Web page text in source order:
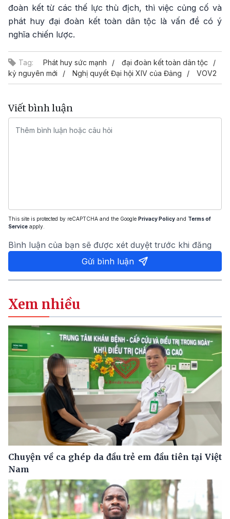
đoàn kết từ các thế lực thù địch, thì việc củng cố và
phát huy đại đoàn kết toàn dân tộc là vấn đề có ý
nghĩa chiến lược.
Tag: Phát huy sức mạnh
đại đoàn kết toàn dân tộc
kỷ nguyên mới
Nghị quyết Đại hội XIV của Đảng VOV2
Viết bình luận
This site is protected by reCAPTCHA and the Google Privacy Policy and Terms of
Service apply.
Bình luận của bạn sẽ được xét duyệt trước khi đăng
Gửi bình luận
Xem nhiều
Chuyện về ca ghép da đầu trẻ em đầu tiên tại Việt
Nam